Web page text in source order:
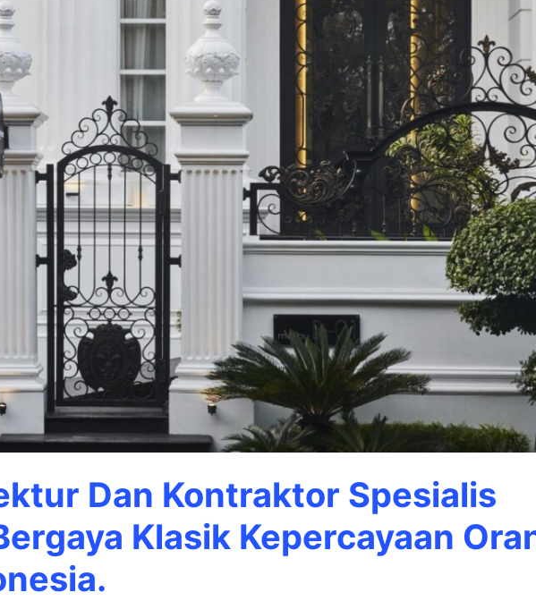
Dan Kontraktor Spesialis
Klasik Kepercayaan